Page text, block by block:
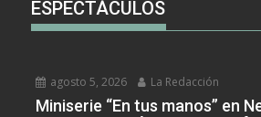
ESPECTÁCULOS
agosto 5, 2026 La Redacción
Miniserie “En tus manos” en